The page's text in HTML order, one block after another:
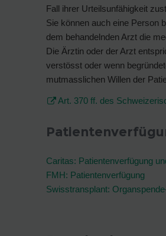
Fall ihrer Urteilsunfähigkeit
Sie können auch eine Person
dem behandelnden Arzt die
Die Ärztin oder der Arzt
verstösst oder wenn
mutmasslichen Willen der
Art. 370 ff. des
Caritas: Patientenverfügung
FMH: Patientenverfügung
Swisstransplant: